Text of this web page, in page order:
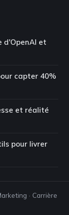
d'OpenAI et
capter 40%
et réalité
pour livrer
· Carrière